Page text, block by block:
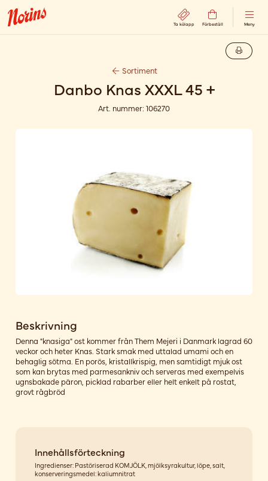
Ta kölapp Förbeställ Meny
Sortiment
Danbo Knas XXXL 45 +
Art. nummer: 106270
Beskrivning
Denna "knasiga" ost kommer från Them Mejeri i Danmark lagrad 60
veckor och heter Knas. Stark smak med uttalad umami och en
behaglig sötma. En porös, kristallkrispig, men samtidigt mjuk ost
som kan brytas med parmesankniv och serveras med exempelvis
ugnsbakade päron, picklad rabarber eller helt enkelt på rostat,
grovt rågbröd
Innehållsförteckning
Ingredienser: Pastöriserad KOMJÖLK, mjölksyrakultur, löpe, salt,
konserveringsmedel: kaliumnitrat